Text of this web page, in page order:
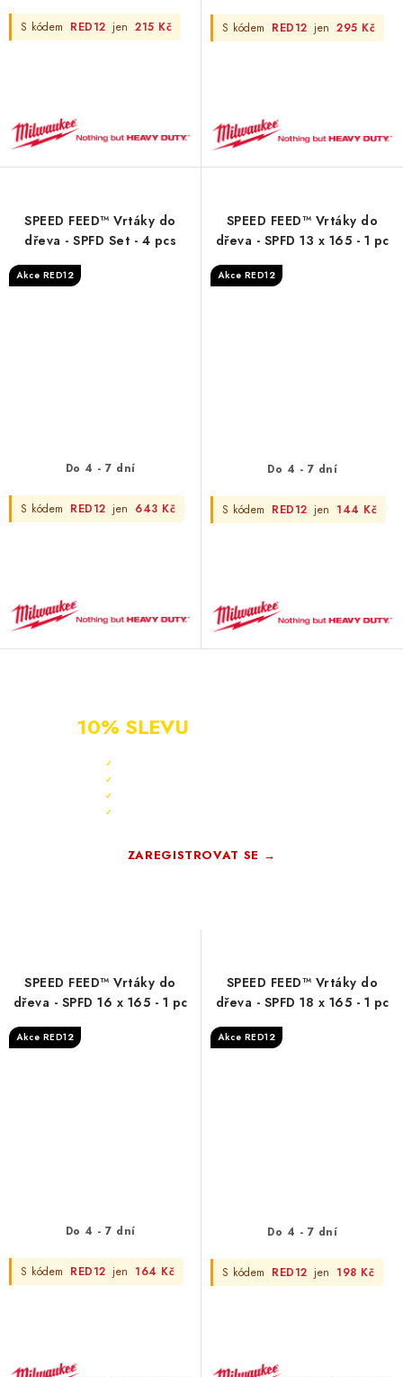
S kódem RED12 jen 215 Kč S kódem RED12 jen 295 Kč
SPEED FEED™ Vrtáky do
dřeva - SPFD Set - 4 pcs
Akce RED12
Do 4 - 7 dní
S kódem RED12 jen 643 Kč
SPEED FEED™ Vrtáky do
dřeva - SPFD 13 x 165 - 1 pc
Akce RED12
Do 4 - 7 dní
S kódem RED12 jen 144 Kč
10% SLEVU
✓
✓
✓
✓
ZAREGISTROVAT SE →
SPEED FEED™ Vrtáky do
dřeva - SPFD 16 x 165 - 1 pc
Akce RED12
Do 4 - 7 dní
S kódem RED12 jen 164 Kč
SPEED FEED™ Vrtáky do
dřeva - SPFD 18 x 165 - 1 pc
Akce RED12
Do 4 - 7 dní
S kódem RED12 jen 198 Kč